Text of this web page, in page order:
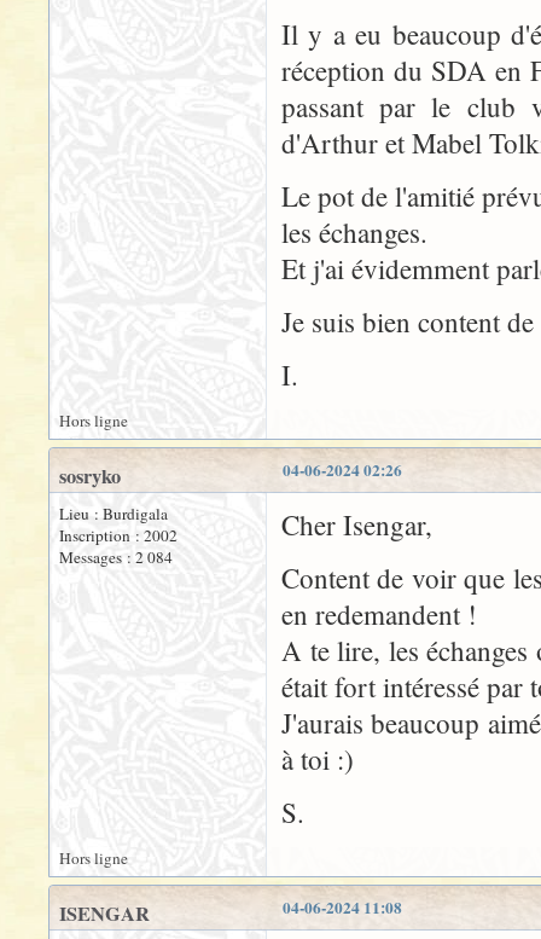
Il y a eu beaucoup
réception du SDA en
passant par le club
d'Arthur et Mabel
Le pot de l'amitié
les échanges.
Et j'ai évidemment
Je suis bien content
I.
Hors ligne
04-06-2024 02:26
sosryko
Lieu : Burdigala
Inscription : 2002
Messages : 2 084
Cher Isengar,
Content de voir que
en redemandent !
A te lire, les
était fort intéressé par
J'aurais beaucoup
à toi :)
S.
Hors ligne
04-06-2024 11:08
ISENGAR